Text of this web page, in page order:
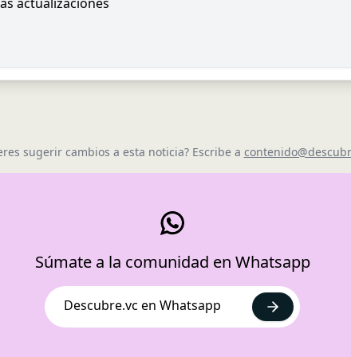
sugerir cambios a esta noticia? Escribe a
Súmate a la comunidad en Whatsapp
Descubre.vc en Whatsapp